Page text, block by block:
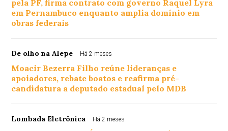
pela PF, firma contrato com governo Raquel Lyra
em Pernambuco enquanto amplia domínio em
obras federais
De olho na Alepe Há 2 meses
Moacir Bezerra Filho reúne lideranças e
apoiadores, rebate boatos e reafirma pré-
candidatura a deputado estadual pelo MDB
Lombada Eletrônica Há 2 meses